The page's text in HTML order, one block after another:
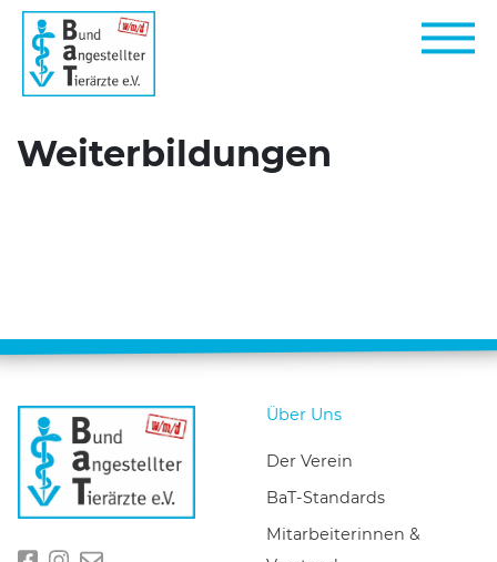
Weiterbildungen
Über Uns
Der Verein
BaT-Standards
Mitarbeiterinnen &